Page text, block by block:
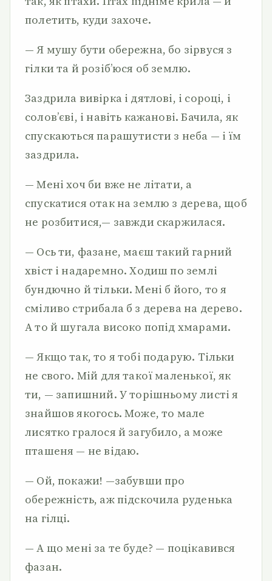
полетить, куди захоче.
— Я мушу бути обережна, бо зірвуся з
гілки та й розіб’юся об землю.
Заздрила вивірка і дятлові, і сороці, і
солов’єві, і навіть кажанові. Бачила, як
спускаються парашутисти з неба — і їм
заздрила.
— Мені хоч би вже не літати, а
спускатися отак на землю з дерева, щоб
не розбитися,— завжди скаржилася.
— Ось ти, фазане, маєш такий гарний
хвіст і надаремно. Ходиш по землі
бундючно й тільки. Мені б його, то я
сміливо стрибала б з дерева на дерево.
А то й шугала високо попід хмарами.
— Якщо так, то я тобі подарую. Тільки
не свого. Мій для такої маленької, як
ти, — запишний. У торішньому листі я
знайшов якогось. Може, то мале
лисятко гралося й загубило, а може
пташеня — не відаю.
— Ой, покажи! —забувши про
обережність, аж підскочила руденька
на гілці.
— А що мені за те буде? — поцікавився
фазан.